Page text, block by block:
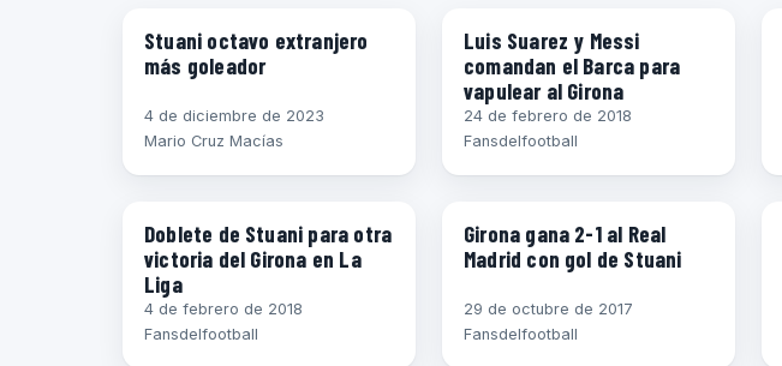
Stuani octavo extranjero
más goleador
4 de diciembre de 2023
Mario Cruz Macías
Luis Suarez y Messi
comandan el Barca para
vapulear al Girona
24 de febrero de 2018
Fansdelfootball
Doblete de Stuani para otra
victoria del Girona en La
Liga
4 de febrero de 2018
Fansdelfootball
Girona gana 2-1 al Real
Madrid con gol de Stuani
29 de octubre de 2017
Fansdelfootball